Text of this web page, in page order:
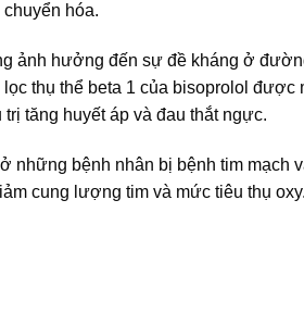
hóa.
ảnh hưởng đến sự đề kháng ở
lọc thụ thể beta 1 của bisoprolol
tăng huyết áp và đau thắt ngực.
những bệnh nhân bị bệnh tim mạch
cung lượng tim và mức tiêu thụ